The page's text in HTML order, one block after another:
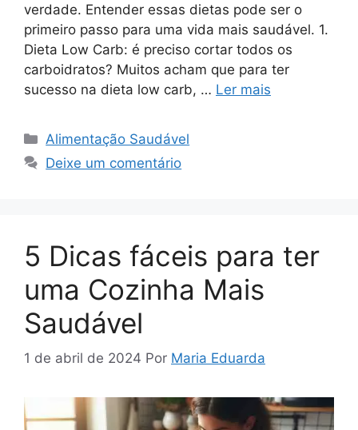
verdade. Entender essas dietas pode ser o
primeiro passo para uma vida mais saudável. 1.
Dieta Low Carb: é preciso cortar todos os
carboidratos? Muitos acham que para ter
sucesso na dieta low carb, … Ler mais
Categorias
Alimentação Saudável
Deixe um comentário
5 Dicas fáceis para ter
uma Cozinha Mais
Saudável
1 de abril de 2024 Por Maria Eduarda